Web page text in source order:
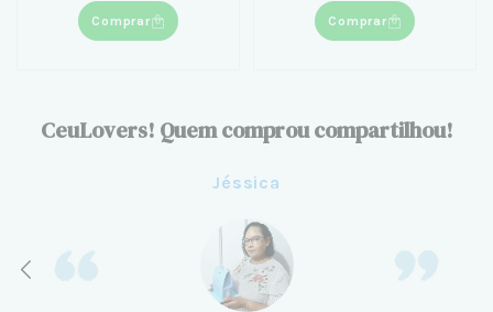
Comprar Comprar
CeuLovers! Quem comprou compartilhou!
Jéssica